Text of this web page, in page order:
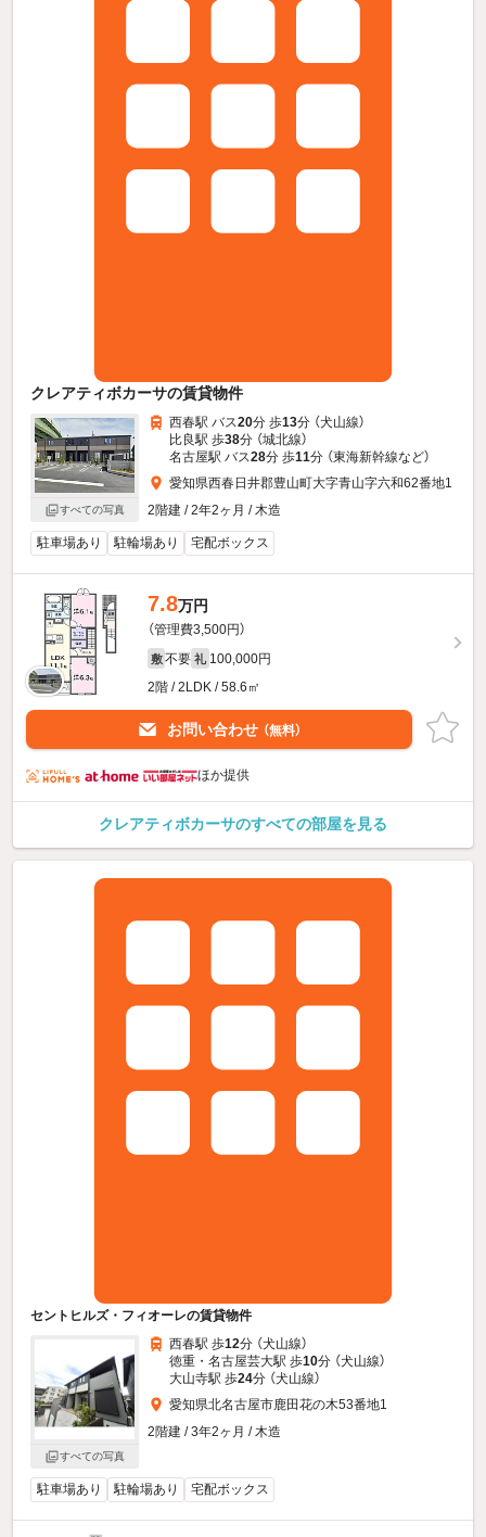
クレアティボカーサの賃貸物件
すべての写真
西春駅 バス20分 歩13分 （犬山線）
比良駅 歩38分 （城北線）
名古屋駅 バス28分 歩11分 （東海新幹線など）
愛知県西春日井郡豊山町大字青山字六和62番地1
2階建 / 2年2ヶ月 / 木造
駐車場あり 駐輪場あり 宅配ボックス
7.8万円
（管理費3,500円）
敷 不要 礼 100,000円
2階 / 2LDK / 58.6㎡
お問い合わせ （無料）
ほか提供
クレアティボカーサのすべての部屋を見る
セントヒルズ・フィオーレの賃貸物件
すべての写真
西春駅 歩12分 （犬山線）
徳重・名古屋芸大駅 歩10分 （犬山線）
大山寺駅 歩24分 （犬山線）
愛知県北名古屋市鹿田花の木53番地1
2階建 / 3年2ヶ月 / 木造
駐車場あり 駐輪場あり 宅配ボックス